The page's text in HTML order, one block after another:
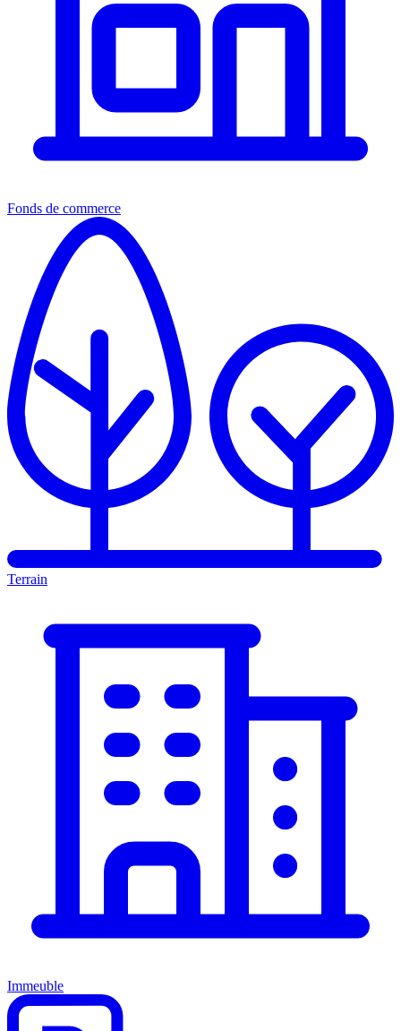
Fonds de commerce
Terrain
Immeuble